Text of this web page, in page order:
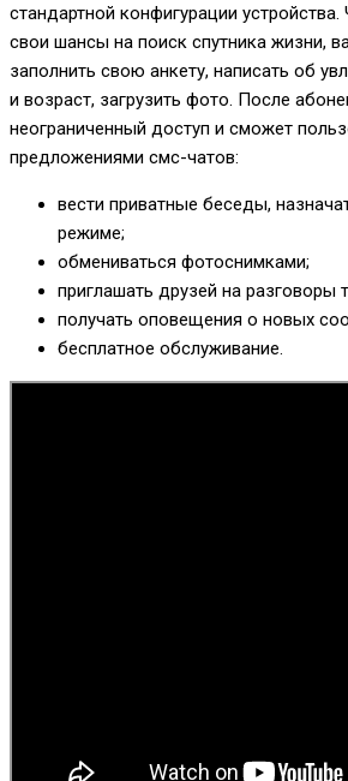
стандартной конфигурации
свои шансы на поиск спутника жизни,
заполнить свою анкету, написать об
и возраст, загрузить фото. После
неограниченный доступ и сможет
предложениями смс-чатов:
вести приватные беседы,
режиме;
обмениваться фотоснимками;
приглашать друзей на разговоры
получать оповещения о новых
бесплатное обслуживание.